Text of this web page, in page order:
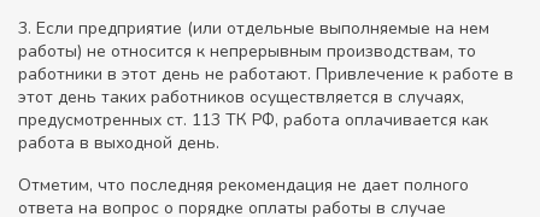
3. Если предприятие (или отдельные выполняемые на нем
работы) не относится к непрерывным производствам, то
работники в этот день не работают. Привлечение к работе в
этот день таких работников осуществляется в случаях,
предусмотренных ст. 113 ТК РФ, работа оплачивается как
работа в выходной день.
Отметим, что последняя рекомендация не дает полного
ответа на вопрос о порядке оплаты работы в случае